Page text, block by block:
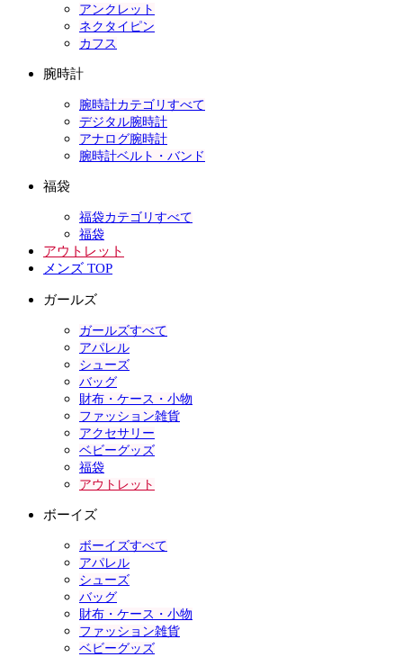
アンクレット
ネクタイピン
カフス
腕時計
腕時計カテゴリすべて
デジタル腕時計
アナログ腕時計
腕時計ベルト・バンド
福袋
福袋カテゴリすべて
福袋
アウトレット
メンズ TOP
ガールズ
ガールズすべて
アパレル
シューズ
バッグ
財布・ケース・小物
ファッション雑貨
アクセサリー
ベビーグッズ
福袋
アウトレット
ボーイズ
ボーイズすべて
アパレル
シューズ
バッグ
財布・ケース・小物
ファッション雑貨
ベビーグッズ